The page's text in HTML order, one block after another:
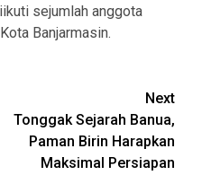
sejumlah anggota
Banjarmasin.
Next
Tonggak Sejarah Banua,
Paman Birin Harapkan
Maksimal Persiapan